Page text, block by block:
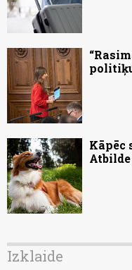
Kāpēc
Izklaide